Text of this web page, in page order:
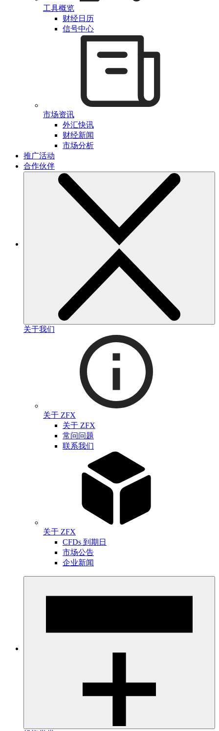
工具概览
财经日历
信号中心
市场资讯
外汇快讯
财经新闻
市场分析
推广活动
合作伙伴
关于我们
关于 ZFX
关于 ZFX
常问问题
联系我们
关于 ZFX
CFDs 到期日
市场公告
企业新闻